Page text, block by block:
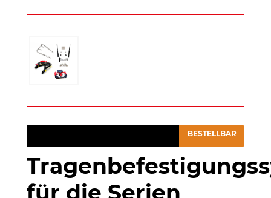
BESTELLBAR
für die Serien